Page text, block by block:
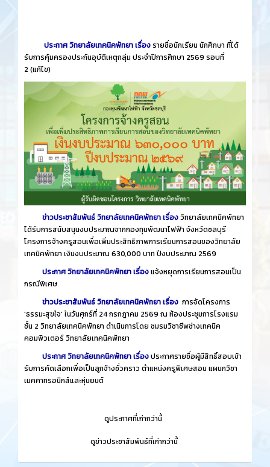
ประกาศ วิทยาลัยเทคนิคพัทยา เรื่องรายชื่อนักเรียน นักศึกษา ที่ได้
รับการคุ้มครองประกันอุบัติเหตุกลุ่ม ประจำปีการศึกษา 2569 รอบที่
2 (แก้ไข)
ข่าวประชาสัมพันธ์ วิทยาลัยเทคนิคพัทยา เรื่องวิทยาลัยเทคนิคพัทยา
ได้รับการสนับสนุนงบประมาณจากกองทุนพัฒนาไฟฟ้า จังหวัดชลบุรี
โครงการจ้างครูสอนเพื่อเพิ่มประสิทธิภาพการเรียนการสอนของวิทยาลัย
เทคนิคพัทยา เงินงบประมาณ 630,000 บาท ปีงบประมาณ 2569
ประกาศ วิทยาลัยเทคนิคพัทยา เรื่องแจ้งหยุดการเรียนการสอนเป็น
กรณีพิเศษ
ข่าวประชาสัมพันธ์ วิทยาลัยเทคนิคพัทยา เรื่อง การจัดโครงการ
'ธรรมะสุขใจ' ในวันศุกร์ที่ 24 กรกฎาคม 2569 ณ ห้องประชุมการโรงแรม
ชั้น 2 วิทยาลัยเทคนิคพัทยา ดำเนินการโดย ชมรมวิชาชีพช่างเทคนิค
คอมพิวเตอร์ วิทยาลัยเทคนิคพัทยา
ประกาศ วิทยาลัยเทคนิคพัทยา เรื่องประกาศรายชื่อผู้มีสิทธิ์สอบเข้า
รับการคัดเลือกเพื่อเป็นลูกจ้างชั่วคราว ตำแหน่งครูพิเศษสอน แผนกวิชา
เมคคาทรอนิกส์และหุ่นยนต์
ดูประกาศที่เก่ากว่านี้
ดูข่าวประชาสัมพันธ์ที่เก่ากว่านี้